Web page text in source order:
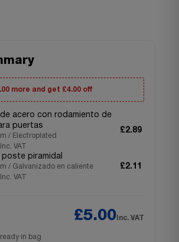
more and get £4.00 off
acero con rodamiento de
puertas
/ Electroplated
VAT
£2.89
poste piramidal
/ Galvanizado en caliente
VAT
£2.11
£5.00 Inc. VAT
in bag